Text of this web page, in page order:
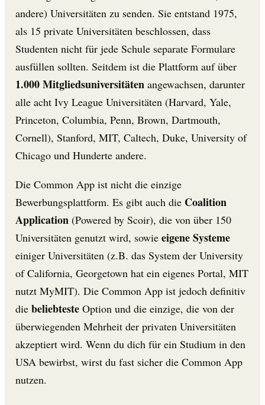
andere) Universitäten zu senden. Sie entstand 1975,
als 15 private Universitäten beschlossen, dass
Studenten nicht für jede Schule separate Formulare
ausfüllen sollten. Seitdem ist die Plattform auf über
1.000 Mitgliedsuniversitäten angewachsen, darunter
alle acht Ivy League Universitäten (Harvard, Yale,
Princeton, Columbia, Penn, Brown, Dartmouth,
Cornell), Stanford, MIT, Caltech, Duke, University of
Chicago und Hunderte andere.
Die Common App ist nicht die einzige
Bewerbungsplattform. Es gibt auch die Coalition
Application (Powered by Scoir), die von über 150
Universitäten genutzt wird, sowie eigene Systeme
einiger Universitäten (z.B. das System der University
of California, Georgetown hat ein eigenes Portal, MIT
nutzt MyMIT). Die Common App ist jedoch definitiv
die beliebteste Option und die einzige, die von der
überwiegenden Mehrheit der privaten Universitäten
akzeptiert wird. Wenn du dich für ein Studium in den
USA bewirbst, wirst du fast sicher die Common App
nutzen.